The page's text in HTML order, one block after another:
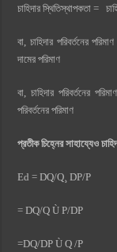
চাহিদার স্থিতিস্থাপকতা =
বা, চাহিদার পরিবর্তনের
দামের পরিমাণ
বা, চাহিদার পরিবর্তনের
পরিবর্তনের পরিমাণ
প্রতীক চিহ্নের সাহায্যেও
Ed = DQ/Q¸ DP/P
= DQ/Q Ù P/DP
=DQ/DP Ù Q /P